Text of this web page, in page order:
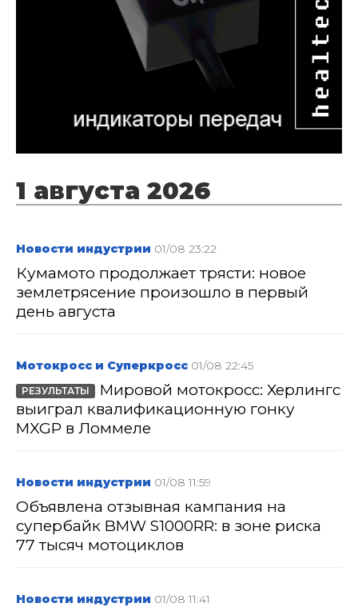
1 августа 2026
Новости индустрии 01/08 23:22
Кумамото продолжает трясти: новое
землетрясение произошло в первый
день августа
Мотокросс и Суперкросс 01/08 22:45
РЕЗУЛЬТАТЫ
Мировой мотокросс: Херлингс
выиграл квалификационную гонку
MXGP в Ломмеле
Новости индустрии 01/08 11:59
Объявлена отзывная кампания на
супербайк BMW S1000RR: в зоне риска
77 тысяч мотоциклов
Новости индустрии 01/08 11:41